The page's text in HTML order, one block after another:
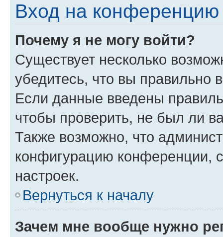
Вход на конференцию
Почему я не могу войти?
Существует несколько
убедитесь, что вы правильно
Если данные введены
чтобы проверить, не был ли
Также возможно, что
конфигурацию конференции,
настроек.
Вернуться к началу
Зачем мне вообще нужно